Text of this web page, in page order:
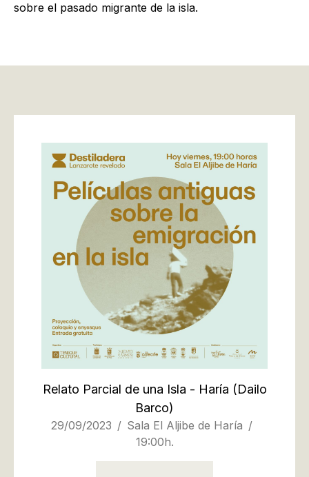
sobre el pasado migrante de la isla.
Relato Parcial de una Isla - Haría (Dailo
Barco)
29/09/2023
Sala El Aljibe de Haría
19:00h.